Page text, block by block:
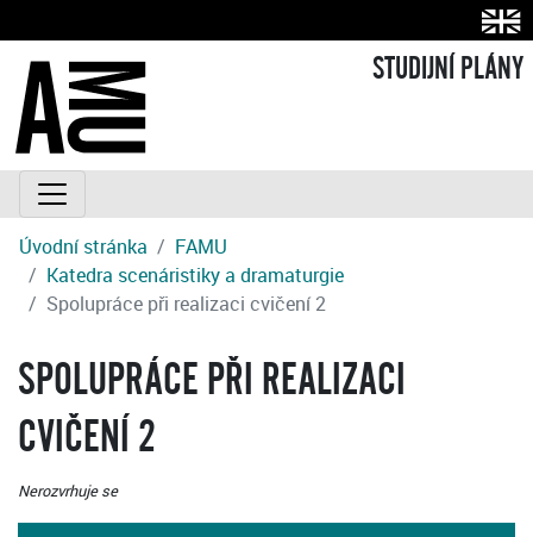
STUDIJNÍ PLÁNY
Úvodní stránka
FAMU
Katedra scenáristiky a dramaturgie
Spolupráce při realizaci cvičení 2
SPOLUPRÁCE PŘI REALIZACI
CVIČENÍ 2
Nerozvrhuje se